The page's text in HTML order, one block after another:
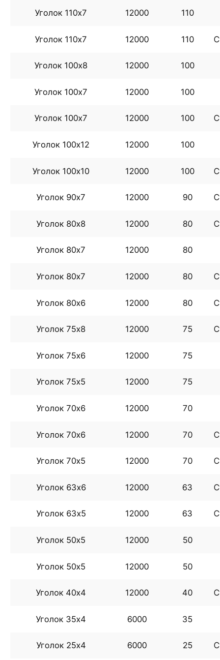
Уголок 110х7 12000 110
Уголок 110х7 12000 110
Уголок 100х8 12000 100
Уголок 100х7 12000 100
Уголок 100х7 12000 100
Уголок 100х12 12000 100
Уголок 100х10 12000 100
Уголок 90х7 12000 90
Уголок 80х8 12000 80
Уголок 80х7 12000 80
Уголок 80х7 12000 80
Уголок 80х6 12000 80
Уголок 75х8 12000 75
Уголок 75х6 12000 75
Уголок 75х5 12000 75
Уголок 70х6 12000 70
Уголок 70х6 12000 70
Уголок 70х5 12000 70
Уголок 63х6 12000 63
Уголок 63х5 12000 63
Уголок 50х5 12000 50
Уголок 50х5 12000 50
Уголок 40х4 12000 40
Уголок 35х4 6000 35
Уголок 25х4 6000 25